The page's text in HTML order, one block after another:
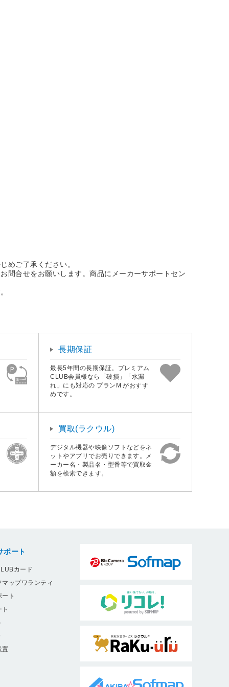
めご了承ください。
問合せをお願いします。商品にメーカーサポートセン
長期保証
最長5年間の長期保証。プレミアム
CLUB会員様なら「破損」「水漏
れ」にも対応の プランM がおすす
めです。
買取(ラクウル)
デジタル機器や映像ソフトなどをネ
ットやアプリでお売りできます。メ
ーカー名・製品名・型番等で買取金
額を検索できます。
ポート
カード
ップワランティ
ト
置